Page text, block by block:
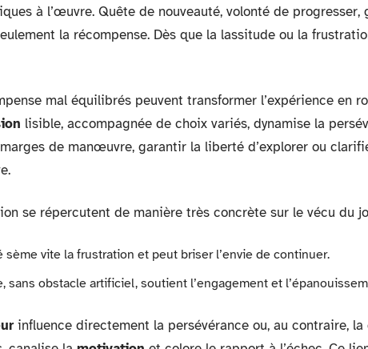
à l’œuvre. Quête de nouveauté, volonté de progresser,
la récompense. Dès que la lassitude ou la
mal équilibrés peuvent transformer l’expérience en
lisible, accompagnée de choix variés, dynamise la
de manœuvre, garantir la liberté d’explorer ou
se répercutent de manière très concrète sur le vécu du
sème vite la frustration et peut briser l’envie de continuer.
sans obstacle artificiel, soutient l’engagement et
influence directement la persévérance ou, au contraire,